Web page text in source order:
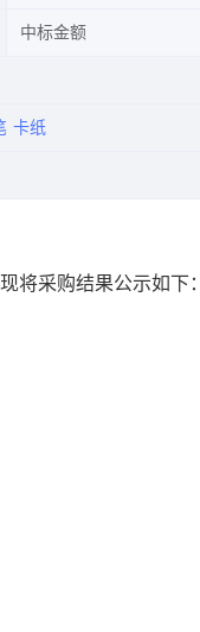
中标金额
卡纸
将采购结果公示如下：